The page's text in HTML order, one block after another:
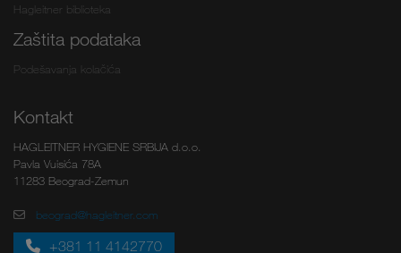
Hagleitner biblioteka
Zaštita podataka
Podešavanja kolačića
Kontakt
HAGLEITNER HYGIENE SRBIJA d.o.o.
Pavla Vuisića 78A
11283 Beograd-Zemun
beograd@hagleitner.com
+381 11 4142770